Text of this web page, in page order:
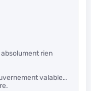
absolument rien
valable…